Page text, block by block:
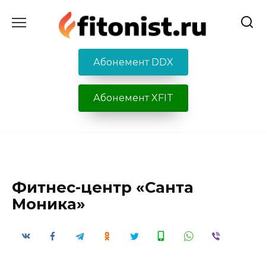
содержанию
Абонемент DDX
Абонемент XFIT
Фитнес-центр «Санта
Моника»